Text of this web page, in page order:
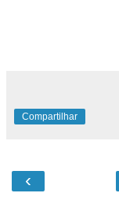
Compartilhar
‹